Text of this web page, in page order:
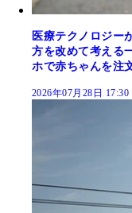
医療テクノロジー
方を改めて考える
ホで赤ちゃんを注
2026年07月28日 17:30